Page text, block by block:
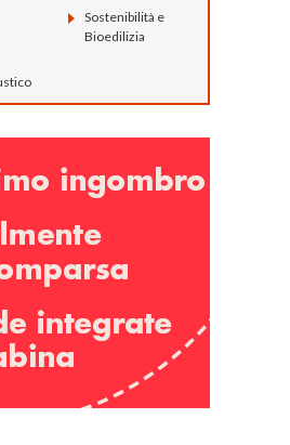
Sostenibilità e
Bioedilizia